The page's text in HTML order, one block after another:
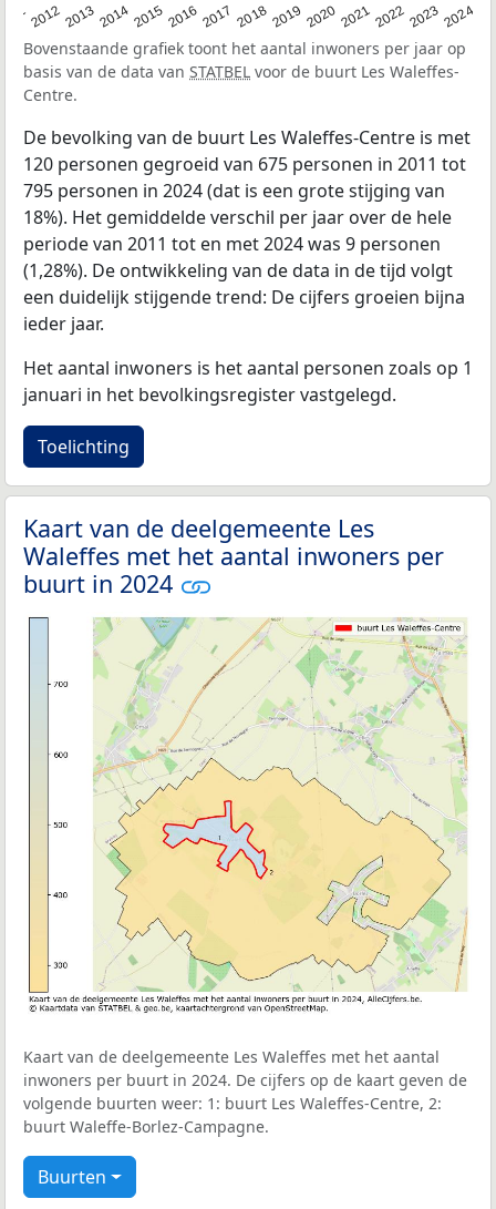
201220132014201520162017 20182019 20202021202220232024
Bovenstaande grafiek toont het aantal inwoners per jaar op
basis van de data van STATBEL voor de buurt Les Waleffes-
Centre.
De bevolking van de buurt Les Waleffes-Centre is met
120 personen gegroeid van 675 personen in 2011 tot
795 personen in 2024 (dat is een grote stijging van
18%). Het gemiddelde verschil per jaar over de hele
periode van 2011 tot en met 2024 was 9 personen
(1,28%). De ontwikkeling van de data in de tijd volgt
een duidelijk stijgende trend: De cijfers groeien bijna
ieder jaar.
Het aantal inwoners is het aantal personen zoals op 1
januari in het bevolkingsregister vastgelegd.
Toelichting
Kaart van de deelgemeente Les
Waleffes met het aantal inwoners per
buurt in 2024
Kaart van de deelgemeente Les Waleffes met het aantal
inwoners per buurt in 2024. De cijfers op de kaart geven de
volgende buurten weer: 1: buurt Les Waleffes-Centre, 2:
buurt Waleffe-Borlez-Campagne.
Buurten